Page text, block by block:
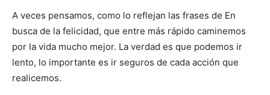
A veces pensamos, como lo reflejan las frases de En
busca de la felicidad, que entre más rápido caminemos
por la vida mucho mejor. La verdad es que podemos ir
lento, lo importante es ir seguros de cada acción que
realicemos.